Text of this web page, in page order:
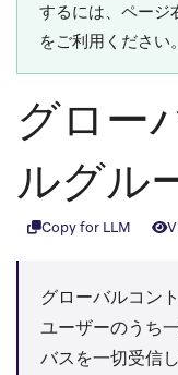
するには、ページ
をご利用ください。
グロー
ルグル
Copy for LLM
グローバルコン
ユーザーのうち
バスを一切受信